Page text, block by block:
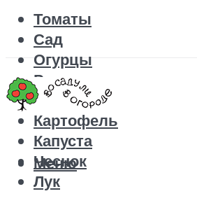
Томаты
Сад
Огурцы
Рецепты
Перец
Картофель
Капуста
Чеснок
Лук
Меню